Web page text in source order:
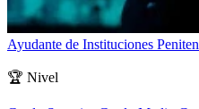
Ayudante de Instituciones
🏆 Nivel